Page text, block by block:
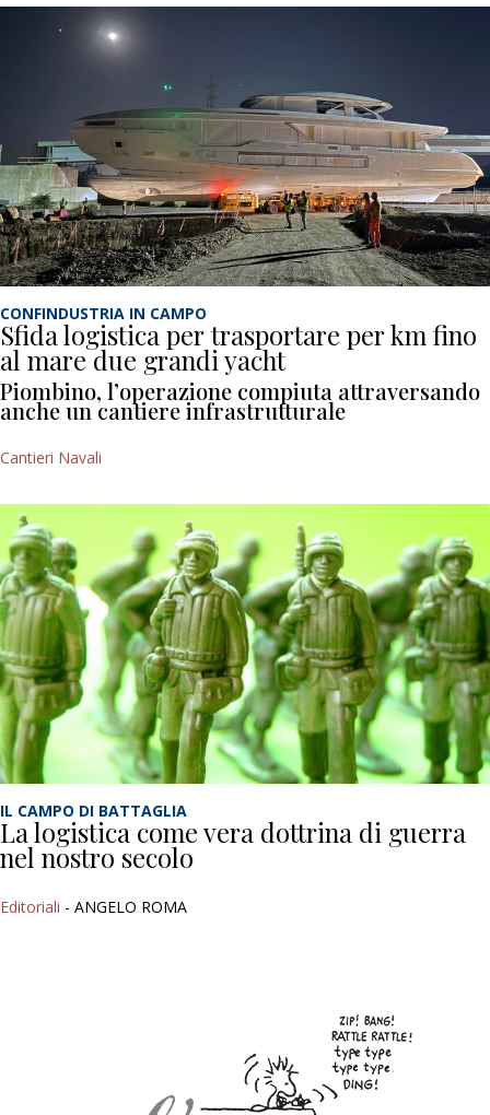
CONFINDUSTRIA IN CAMPO
Sfida logistica per trasportare per km fino
al mare due grandi yacht
Piombino, l’operazione compiuta attraversando
anche un cantiere infrastrutturale
Cantieri Navali
IL CAMPO DI BATTAGLIA
La logistica come vera dottrina di guerra
nel nostro secolo
Editoriali - ANGELO ROMA